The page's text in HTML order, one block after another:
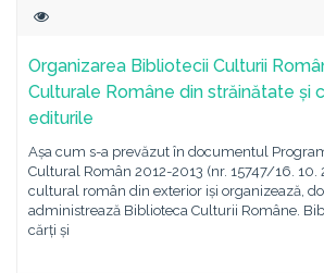
Organizarea Bibliotecii Culturii
Culturale Române din străinătate și
editurile
Așa cum s-a prevăzut în documentul
Cultural Român 2012-2013 (nr. 15747/16. 10.
cultural român din exterior iși organizează,
administrează Biblioteca Culturii Române.
cărți și